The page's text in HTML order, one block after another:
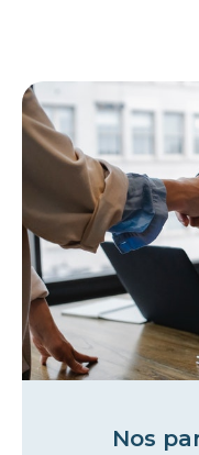
Nos